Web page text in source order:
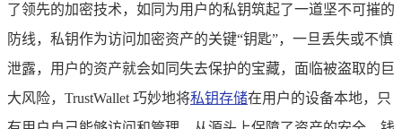
了领先的加密技术，如同为用户的私钥筑起了一道坚不可摧的
防线，私钥作为访问加密资产的关键“钥匙”，一旦丢失或不慎
泄露，用户的资产就会如同失去保护的宝藏，面临被盗取的巨
大风险，TrustWallet 巧妙地将私钥存储在用户的设备本地，只